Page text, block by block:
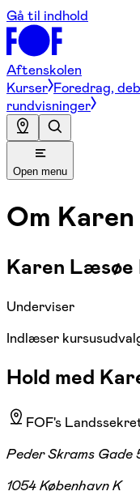
Gå til indhold
Aftenskolen
Kurser Foredrag,
rundvisninger
Open menu
Om
Karen Læsøe
Underviser
Indlæser
Hold med
FOF's
Peder Skrams Gade
1054 København K